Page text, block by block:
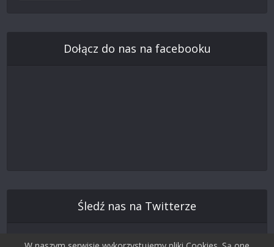
Dołącz do nas na facebooku
Śledź nas na Twitterze